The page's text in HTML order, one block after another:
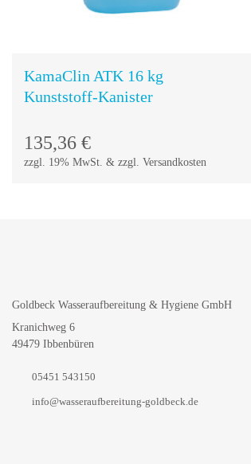
KamaClin ATK 16 kg
Kunststoff-Kanister
135,36 €
zzgl. 19% MwSt. & zzgl. Versandkosten
Goldbeck Wasseraufbereitung & Hygiene GmbH
Kranichweg 6
49479 Ibbenbüren
05451 543150
info@wasseraufbereitung-goldbeck.de